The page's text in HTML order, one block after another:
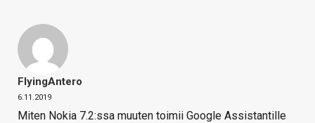
FlyingAntero
6.11.2019
Miten Nokia 7.2:ssa muuten toimii Google Assistantille